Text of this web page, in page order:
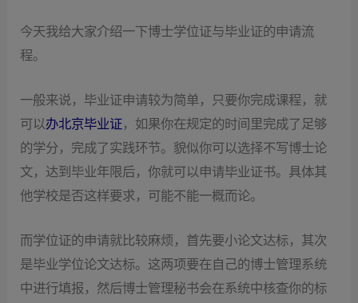
今天我给大家介绍一下博士学位证与毕业证的申请流
程。
一般来说，毕业证申请较为简单，只要你完成课程，就
可以办北京毕业证，如果你在规定的时间里完成了足够
的学分，完成了实践环节。貌似你可以选择不写博士论
文，达到毕业年限后，你就可以申请毕业证书。具体其
他学校是否这样要求，可能不能一概而论。
而学位证的申请就比较麻烦，首先要小论文达标，其次
是毕业学位论文达标。这两项要在自己的博士管理系统
中进行填报，然后博士管理秘书会在系统中核查你的标